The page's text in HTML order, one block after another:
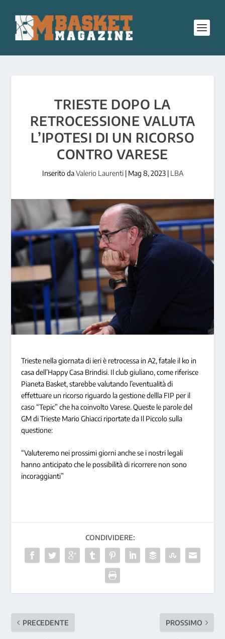
TRIESTE DOPO LA
RETROCESSIONE VALUTA
L’IPOTESI DI UN RICORSO
CONTRO VARESE
Inserito daValerio Laurenti| Mag 8, 2023| LBA
Trieste nella giornata di ieri è retrocessa in A2, fatale il ko in
casa dell’Happy Casa Brindisi. Il club giuliano, come riferisce
Pianeta Basket, starebbe valutando l’eventualità di
effettuare un ricorso riguardo la gestione dellla FIP per il
caso “Tepic” che ha coinvolto Varese. Queste le parole del
GM di Trieste Mario Ghiacci riportate da Il Piccolo sulla
questione:
“Valuteremo nei prossimi giorni anche se i nostri legali
hanno anticipato che le possibilità di ricorrere non sono
incoraggianti”
CONDIVIDERE:
PRECEDENTE PROSSIMO